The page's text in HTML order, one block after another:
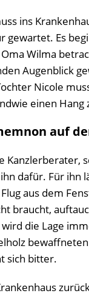
ins
gewartet. Es
Wilma
Augenblick
Nicole
einen Hang
auf
Kanzlerberater,
dafür. Für ihn
aus dem
braucht,
wird die Lage
sich bitter.